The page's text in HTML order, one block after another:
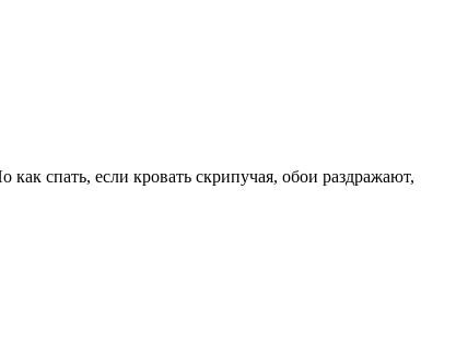
спать, если кровать скрипучая, обои раздражают,